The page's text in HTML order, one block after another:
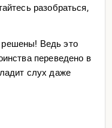
разобраться,
Ведь это
переведено в
слух даже